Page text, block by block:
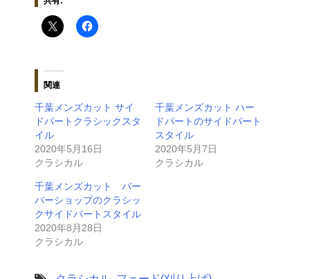
関連
千葉メンズカット サイ
ドパートクラシックスタ
イル
2020年5月16日
クラシカル
千葉メンズカット ハー
ドパートのサイドパート
スタイル
2020年5月7日
クラシカル
千葉メンズカット バー
バーショップのクラシッ
クサイドパートスタイル
2020年8月28日
クラシカル